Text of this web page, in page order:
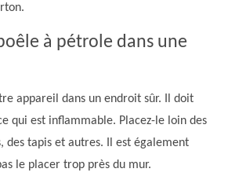
à pétrole dans une
appareil dans un endroit sûr. Il doit
qui est inflammable. Placez-le loin des
des tapis et autres. Il est également
le placer trop près du mur.